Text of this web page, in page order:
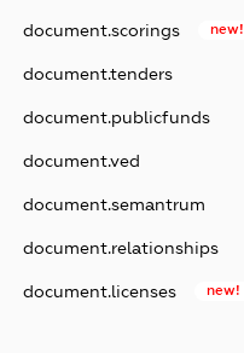
document.scorings new!
document.tenders
document.publicfunds
document.ved
document.semantrum
document.relationships
document.licenses new!